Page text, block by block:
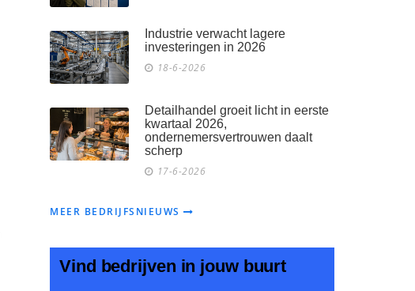
Industrie verwacht lagere
investeringen in 2026
18-6-2026
Detailhandel groeit licht in eerste
kwartaal 2026,
ondernemersvertrouwen daalt
scherp
17-6-2026
MEER BEDRIJFSNIEUWS
Vind bedrijven in jouw buurt